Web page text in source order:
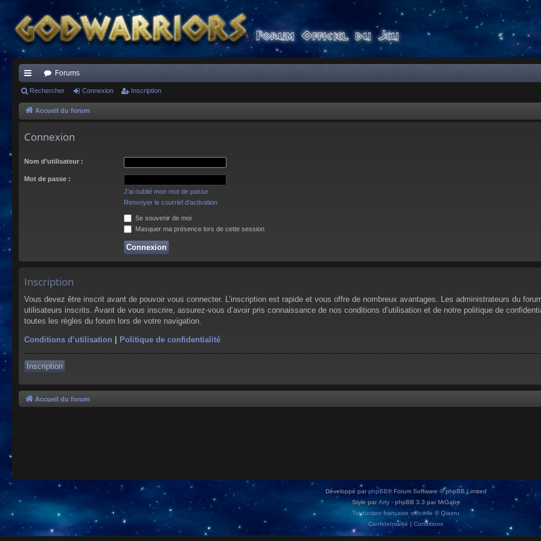
ac
co
s
Forums
Rechercher Connexion Inscription
Accueil du forum
Connexion
Nom d’utilisateur :
Mot de passe :
J’ai oublié mon mot de passe
Renvoyer le courriel d’activation
Se souvenir de moi
Masquer ma présence lors de cette session
Inscription
Vous devez être inscrit avant de pouvoir vous connecter. L’inscription est rapide et vous offre de nombreux avantages. Les administrateurs du
utilisateurs inscrits. Avant de vous inscrire, assurez-vous d’avoir pris connaissance de nos conditions d’utilisation et de notre politique de
toutes les règles du forum lors de votre navigation.
Conditions d’utilisation | Politique de confidentialité
Inscription
Accueil du forum
Développé parphpBB® Forum Software © phpBB Limited
Style par Arty - phpBB 3.3 par MrGaby
Traduction française officielle ©Qiaeru
Confidentialité | Conditions